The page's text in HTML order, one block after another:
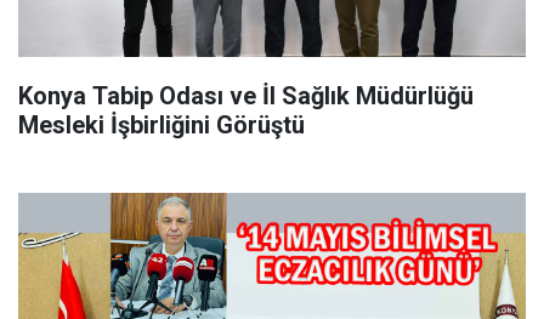
Konya Tabip Odası ve İl Sağlık Müdürlüğü
Mesleki İşbirliğini Görüştü